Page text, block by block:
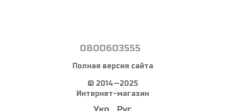
0800603555
Полная версия сайта
© 2014—2025
Интернет-магазин